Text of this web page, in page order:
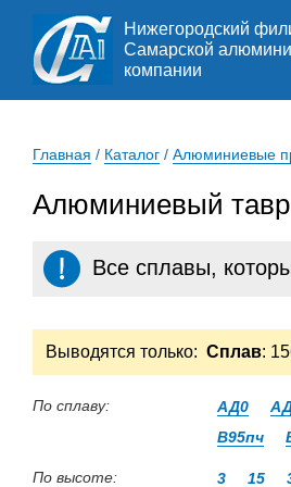
Нижегородский
Самарской
компании
Главная / Каталог / Алюминиевые
Алюминиевый
Все сплавы,
Выводятся только: Сплав:
По сплаву: АД0
В95пч
По высоте: 3 15